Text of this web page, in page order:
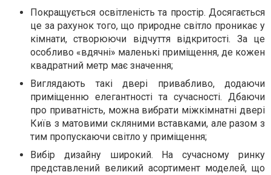
Покращується освітленість та простір. Досягається
це за рахунок того, що природне світло проникає у
кімнати, створюючи відчуття відкритості. За це
особливо «вдячні» маленькі приміщення, де кожен
квадратний метр має значення;
Виглядають такі двері привабливо, додаючи
приміщенню елегантності та сучасності. Дбаючи
про приватність, можна вибрати міжкімнатні двері
Київ з матовими скляними вставками, але разом з
тим пропускаючи світло у приміщення;
Вибір дизайну широкий. На сучасному ринку
представлений великий асортимент моделей, що